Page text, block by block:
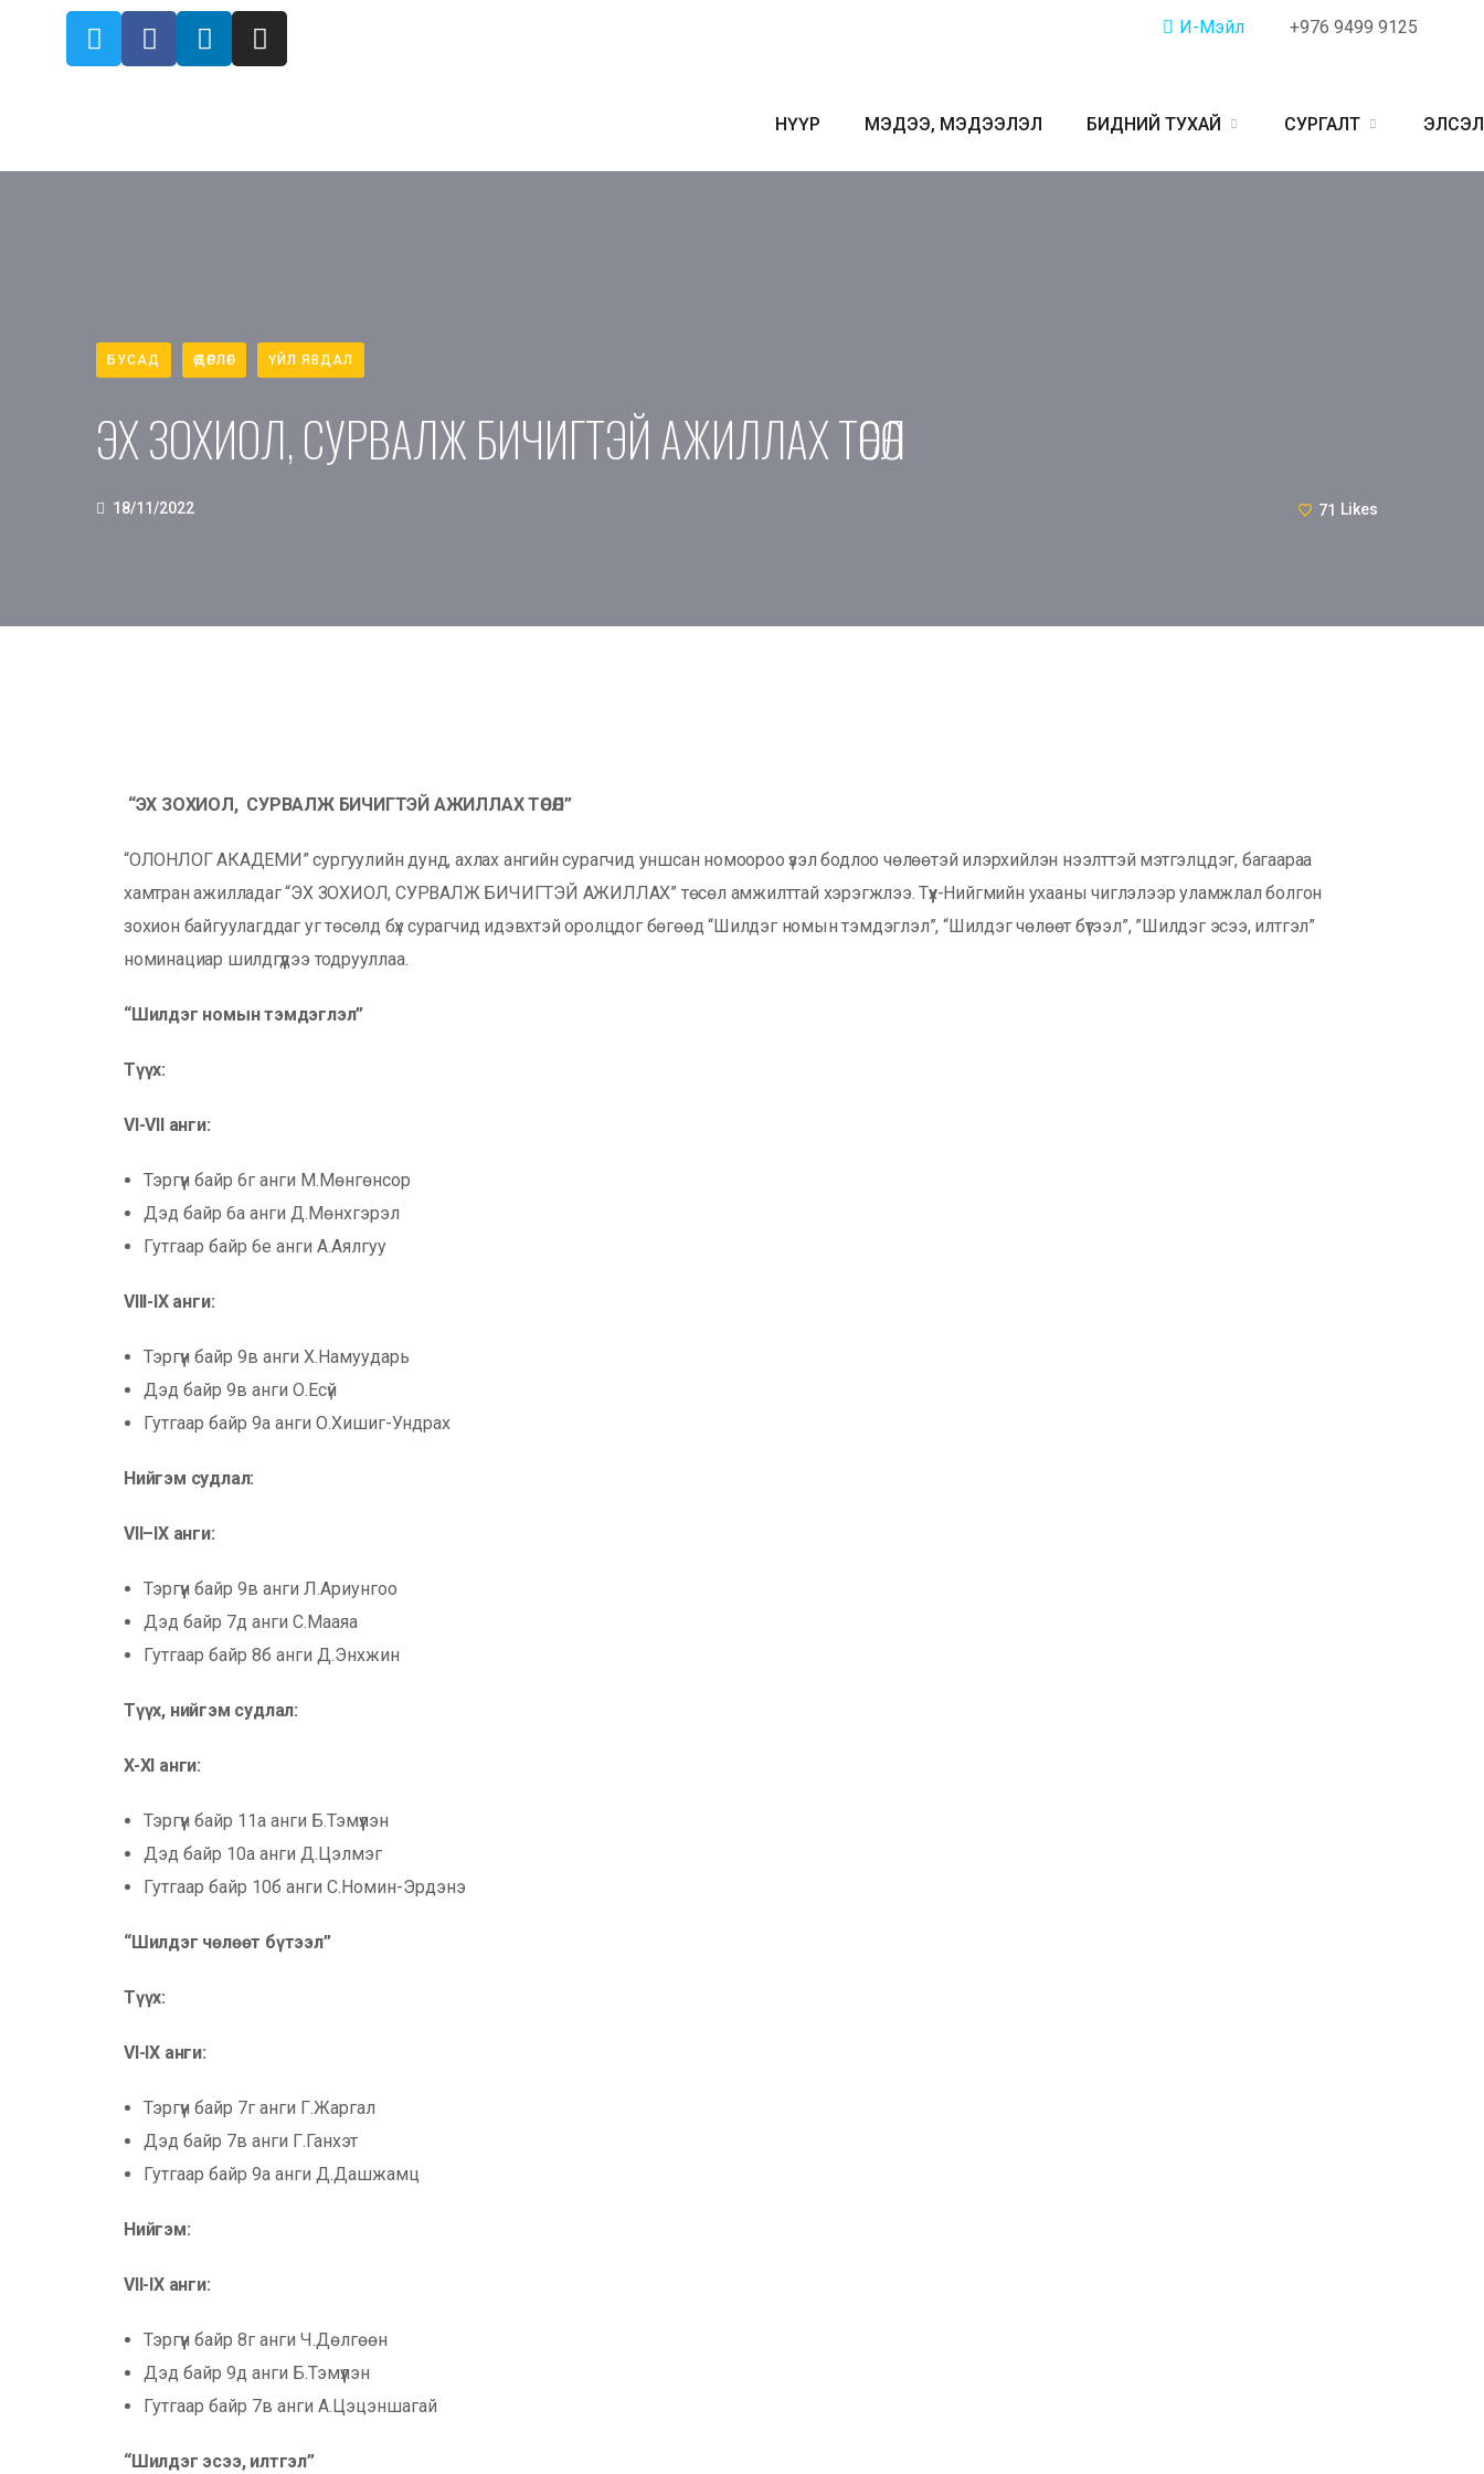
И-Мэйл +976 9499 9125
НҮҮР МЭДЭЭ, МЭДЭЭЛЭЛ БИДНИЙ ТУХАЙ СУРГАЛТ
БУСАД ӨДӨРЛӨГ ҮЙЛ ЯВДАЛ
ЭХ ЗОХИОЛ, СУРВАЛЖ БИЧИГТЭЙ АЖИЛЛАХ ТӨСӨЛ
18/11/2022 71 Likes
“ЭХ ЗОХИОЛ, СУРВАЛЖ БИЧИГТЭЙ АЖИЛЛАХ ТӨСӨЛ”
“ОЛОНЛОГ АКАДЕМИ” сургуулийн дунд, ахлах ангийн сурагчид уншсан номоороо үзэл бодлоо чөлөөтэй илэрхийлэн нээлттэй мэтгэлцдэг, багаараа
хамтран ажилладаг “ЭХ ЗОХИОЛ, СУРВАЛЖ БИЧИГТЭЙ АЖИЛЛАХ” төсөл амжилттай хэрэгжлээ. Түүх-Нийгмийн ухааны чиглэлээр уламжлал болгон
зохион байгуулагддаг уг төсөлд бүх сурагчид идэвхтэй оролцдог бөгөөд “Шилдэг номын тэмдэглэл”, “Шилдэг чөлөөт бүтээл”, ”Шилдэг эсээ, илтгэл”
номинациар шилдгүүдээ тодрууллаа.
“Шилдэг номын тэмдэглэл”
Түүх:
VI-VII анги:
Тэргүүн байр 6г анги М.Мөнгөнсор
Дэд байр 6а анги Д.Мөнхгэрэл
Гутгаар байр 6е анги А.Аялгуу
VIII-IX анги:
Тэргүүн байр 9в анги Х.Намуударь
Дэд байр 9в анги О.Есүй
Гутгаар байр 9а анги О.Хишиг-Ундрах
Нийгэм судлал:
VII–IX анги:
Тэргүүн байр 9в анги Л.Ариунгоо
Дэд байр 7д анги С.Мааяа
Гутгаар байр 8б анги Д.Энхжин
Түүх, нийгэм судлал:
X-XI анги:
Тэргүүн байр 11а анги Б.Тэмүүлэн
Дэд байр 10а анги Д.Цэлмэг
Гутгаар байр 10б анги С.Номин-Эрдэнэ
“Шилдэг чөлөөт бүтээл”
Түүх:
VI-IX анги:
Тэргүүн байр 7г анги Г.Жаргал
Дэд байр 7в анги Г.Ганхэт
Гутгаар байр 9а анги Д.Дашжамц
Нийгэм:
VII-IX анги:
Тэргүүн байр 8г анги Ч.Дөлгөөн
Дэд байр 9д анги Б.Тэмүүлэн
Гутгаар байр 7в анги А.Цэцэншагай
“Шилдэг эсээ, илтгэл”